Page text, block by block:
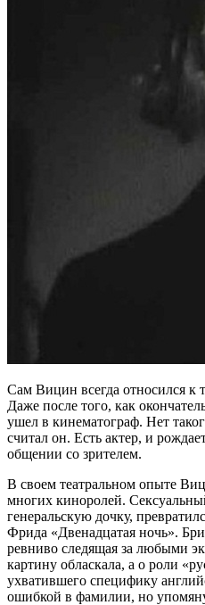
Сам Вицин всегда относился к
Даже после того, как
ушел в кинематограф. Нет
считал он. Есть актер, и
общении со зрителем.
В своем театральном опыте
многих киноролей.
генеральскую дочку,
Фрида «Двенадцатая ночь».
ревниво следящая за любыми
картину обласкала, а о роли
ухватившего специфику
ошибкой в фамилии, но